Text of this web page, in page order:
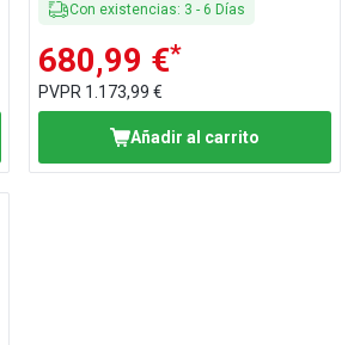
Con existencias: 3 - 6 Días
680,99 €*
PVPR 1.173,99 €
Añadir al carrito